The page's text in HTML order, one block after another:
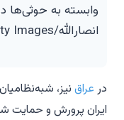
انصارالله/AFP/Getty Images
در عراق نیز،
ایران پرورش و حمایت